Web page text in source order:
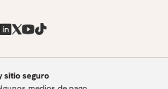
sitio seguro